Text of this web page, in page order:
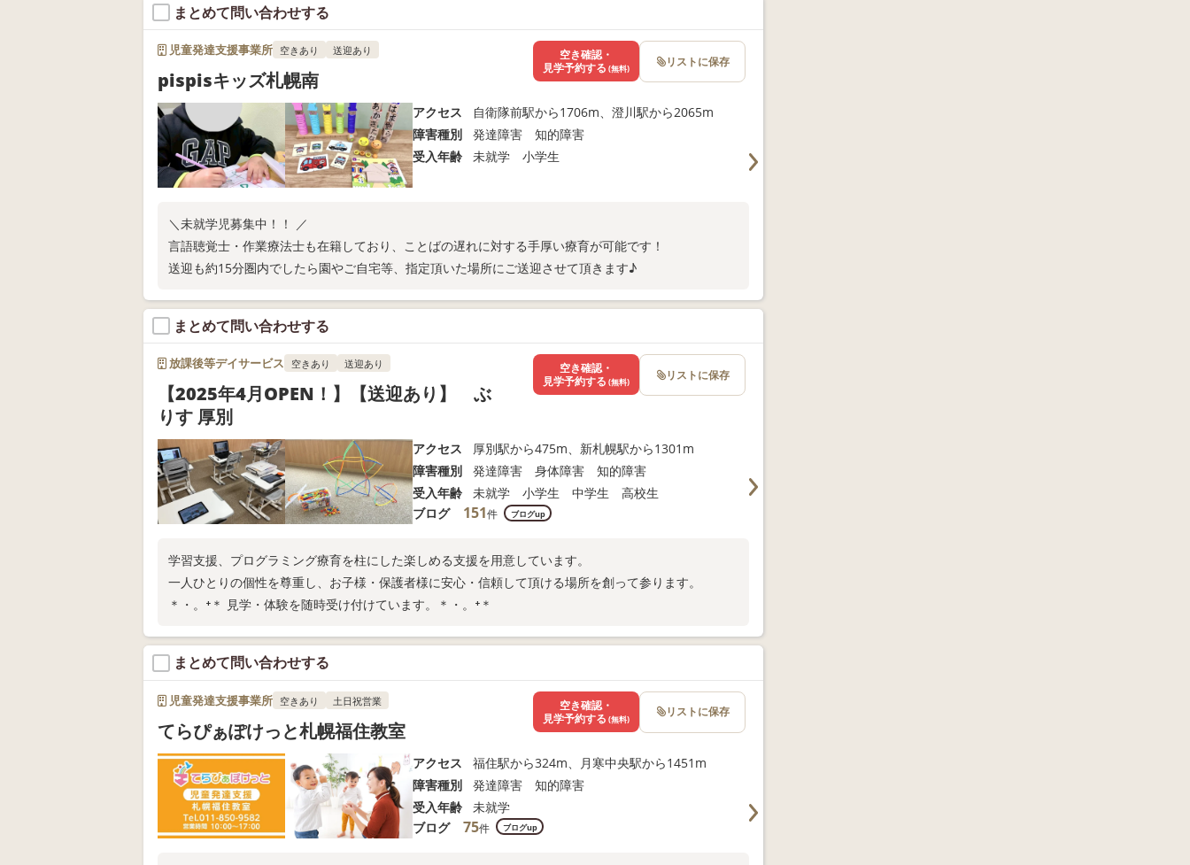
まとめて問い合わせする
児童発達支援事業所 空きあり 送迎あり
pispisキッズ札幌南
アクセス
自衛隊前駅から1706m、澄川駅から2065m
障害種別
発達障害 知的障害
受入年齢
未就学 小学生
＼未就学児募集中！！ ／
言語聴覚士・作業療法士も在籍しており、ことばの遅れに対する手厚い療育が可能です！
送迎も約15分圏内でしたら園やご自宅等、指定頂いた場所にご送迎させて頂きます♪
空き確認・
見学予約する (無料) リストに保存
まとめて問い合わせする
放課後等デイサービス 空きあり 送迎あり
【2025年4月OPEN！】【送迎あり】 ぶ
りす 厚別
アクセス
厚別駅から475m、新札幌駅から1301m
障害種別
発達障害 身体障害 知的障害
受入年齢
未就学 小学生 中学生 高校生
ブログ
151件 ブログup
学習支援、プログラミング療育を柱にした楽しめる支援を用意しています。
一人ひとりの個性を尊重し、お子様・保護者様に安心・信頼して頂ける場所を創って参ります。
＊・。⁺＊ 見学・体験を随時受け付けています。＊・。⁺＊
空き確認・
見学予約する (無料) リストに保存
まとめて問い合わせする
児童発達支援事業所 空きあり 土日祝営業
てらぴぁぽけっと札幌福住教室
アクセス
福住駅から324m、月寒中央駅から1451m
障害種別
発達障害 知的障害
受入年齢
未就学
ブログ
75件 ブログup
空き確認・
見学予約する (無料) リストに保存